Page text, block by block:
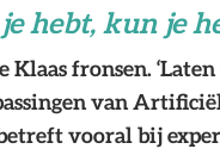
hebt, kun je
fronsen.
van
vooral bij